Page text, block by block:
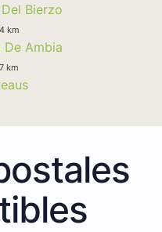
Bierzo
km
De Ambia
km